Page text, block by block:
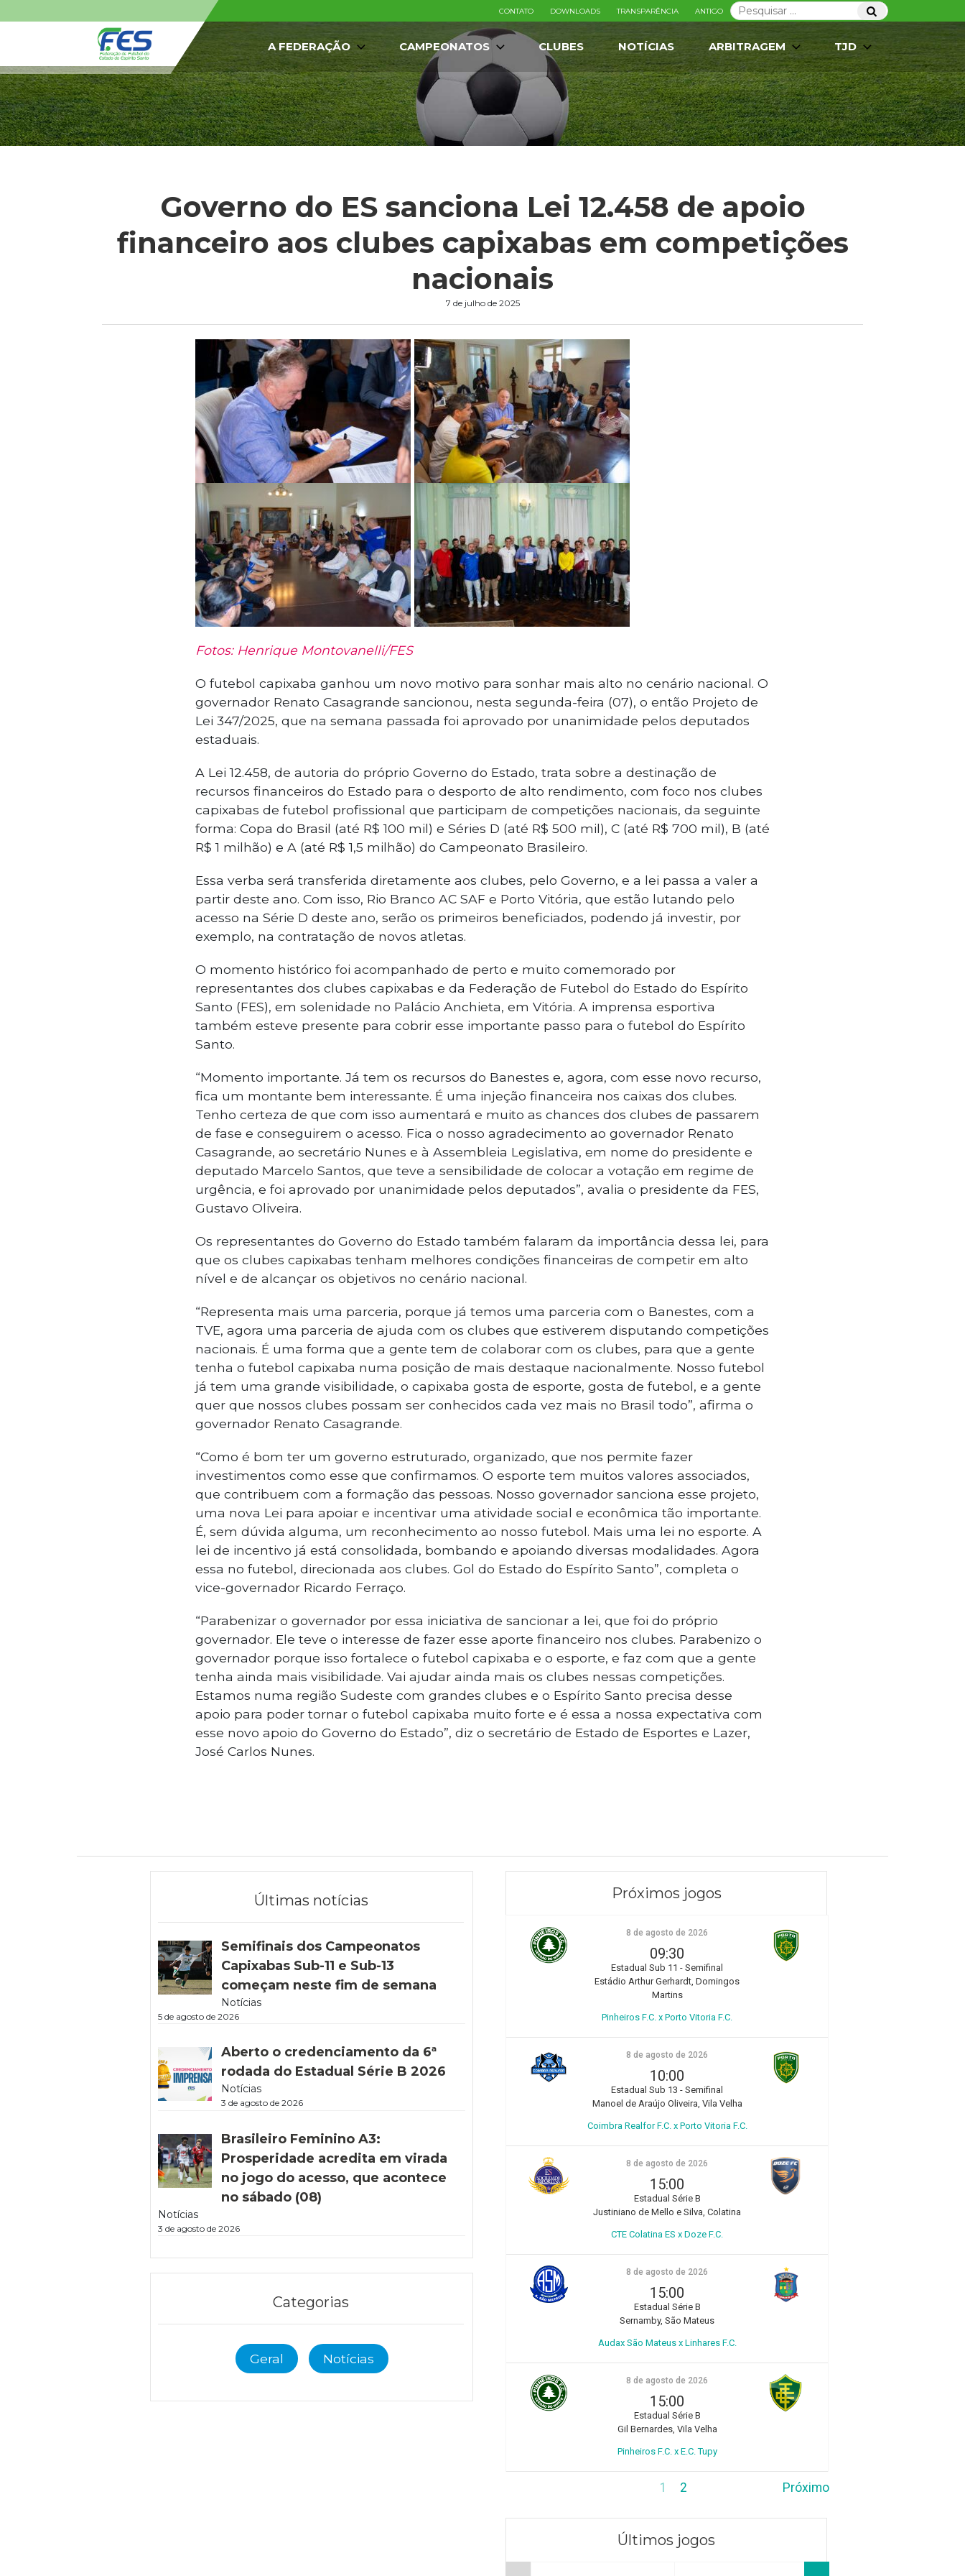
Pesquisar
por:
Pesquisar
CONTATO DOWNLOADS TRANSPARÊNCIA ANTIGO
A FEDERAÇÃO CAMPEONATOS CLUBES NOTÍCIAS ARBITRAGEM TJD
Governo do ES sanciona Lei 12.458 de apoio
financeiro aos clubes capixabas em competições
nacionais
7 de julho de 2025
Fotos: Henrique Montovanelli/FES
O futebol capixaba ganhou um novo motivo para sonhar mais alto no cenário nacional. O
governador Renato Casagrande sancionou, nesta segunda-feira (07), o então Projeto de
Lei 347/2025, que na semana passada foi aprovado por unanimidade pelos deputados
estaduais.
A Lei 12.458, de autoria do próprio Governo do Estado, trata sobre a destinação de
recursos financeiros do Estado para o desporto de alto rendimento, com foco nos clubes
capixabas de futebol profissional que participam de competições nacionais, da seguinte
forma: Copa do Brasil (até R$ 100 mil) e Séries D (até R$ 500 mil), C (até R$ 700 mil), B (até
R$ 1 milhão) e A (até R$ 1,5 milhão) do Campeonato Brasileiro.
Essa verba será transferida diretamente aos clubes, pelo Governo, e a lei passa a valer a
partir deste ano. Com isso, Rio Branco AC SAF e Porto Vitória, que estão lutando pelo
acesso na Série D deste ano, serão os primeiros beneficiados, podendo já investir, por
exemplo, na contratação de novos atletas.
O momento histórico foi acompanhado de perto e muito comemorado por
representantes dos clubes capixabas e da Federação de Futebol do Estado do Espírito
Santo (FES), em solenidade no Palácio Anchieta, em Vitória. A imprensa esportiva
também esteve presente para cobrir esse importante passo para o futebol do Espírito
Santo.
“Momento importante. Já tem os recursos do Banestes e, agora, com esse novo recurso,
fica um montante bem interessante. É uma injeção financeira nos caixas dos clubes.
Tenho certeza de que com isso aumentará e muito as chances dos clubes de passarem
de fase e conseguirem o acesso. Fica o nosso agradecimento ao governador Renato
Casagrande, ao secretário Nunes e à Assembleia Legislativa, em nome do presidente e
deputado Marcelo Santos, que teve a sensibilidade de colocar a votação em regime de
urgência, e foi aprovado por unanimidade pelos deputados”, avalia o presidente da FES,
Gustavo Oliveira.
Os representantes do Governo do Estado também falaram da importância dessa lei, para
que os clubes capixabas tenham melhores condições financeiras de competir em alto
nível e de alcançar os objetivos no cenário nacional.
“Representa mais uma parceria, porque já temos uma parceria com o Banestes, com a
TVE, agora uma parceria de ajuda com os clubes que estiverem disputando competições
nacionais. É uma forma que a gente tem de colaborar com os clubes, para que a gente
tenha o futebol capixaba numa posição de mais destaque nacionalmente. Nosso futebol
já tem uma grande visibilidade, o capixaba gosta de esporte, gosta de futebol, e a gente
quer que nossos clubes possam ser conhecidos cada vez mais no Brasil todo”, afirma o
governador Renato Casagrande.
“Como é bom ter um governo estruturado, organizado, que nos permite fazer
investimentos como esse que confirmamos. O esporte tem muitos valores associados,
que contribuem com a formação das pessoas. Nosso governador sanciona esse projeto,
uma nova Lei para apoiar e incentivar uma atividade social e econômica tão importante.
É, sem dúvida alguma, um reconhecimento ao nosso futebol. Mais uma lei no esporte. A
lei de incentivo já está consolidada, bombando e apoiando diversas modalidades. Agora
essa no futebol, direcionada aos clubes. Gol do Estado do Espírito Santo”, completa o
vice-governador Ricardo Ferraço.
“Parabenizar o governador por essa iniciativa de sancionar a lei, que foi do próprio
governador. Ele teve o interesse de fazer esse aporte financeiro nos clubes. Parabenizo o
governador porque isso fortalece o futebol capixaba e o esporte, e faz com que a gente
tenha ainda mais visibilidade. Vai ajudar ainda mais os clubes nessas competições.
Estamos numa região Sudeste com grandes clubes e o Espírito Santo precisa desse
apoio para poder tornar o futebol capixaba muito forte e é essa a nossa expectativa com
esse novo apoio do Governo do Estado”, diz o secretário de Estado de Esportes e Lazer,
José Carlos Nunes.
Últimas notícias
Semifinais dos Campeonatos
Capixabas Sub-11 e Sub-13
começam neste fim de semana
Notícias
5 de agosto de 2026
Aberto o credenciamento da 6ª
rodada do Estadual Série B 2026
Notícias
3 de agosto de 2026
Brasileiro Feminino A3:
Prosperidade acredita em virada
no jogo do acesso, que acontece
no sábado (08)
Notícias
3 de agosto de 2026
Categorias
Geral Notícias
Próximos jogos
8 de agosto de 2026
09:30
Estadual Sub 11 - Semifinal
Estádio Arthur Gerhardt, Domingos
Martins
Pinheiros F.C. x Porto Vitoria F.C.
8 de agosto de 2026
10:00
Estadual Sub 13 - Semifinal
Manoel de Araújo Oliveira, Vila Velha
Coimbra Realfor F.C. x Porto Vitoria F.C.
8 de agosto de 2026
15:00
Estadual Série B
Justiniano de Mello e Silva, Colatina
CTE Colatina ES x Doze F.C.
8 de agosto de 2026
15:00
Estadual Série B
Sernamby, São Mateus
Audax São Mateus x Linhares F.C.
8 de agosto de 2026
15:00
Estadual Série B
Gil Bernardes, Vila Velha
Pinheiros F.C. x E.C. Tupy
1 2 Próximo
Últimos jogos